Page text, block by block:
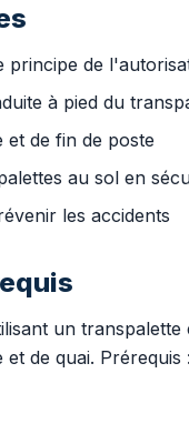
principe de
à pied du
et de fin de poste
au sol en
les accidents
un
de quai.